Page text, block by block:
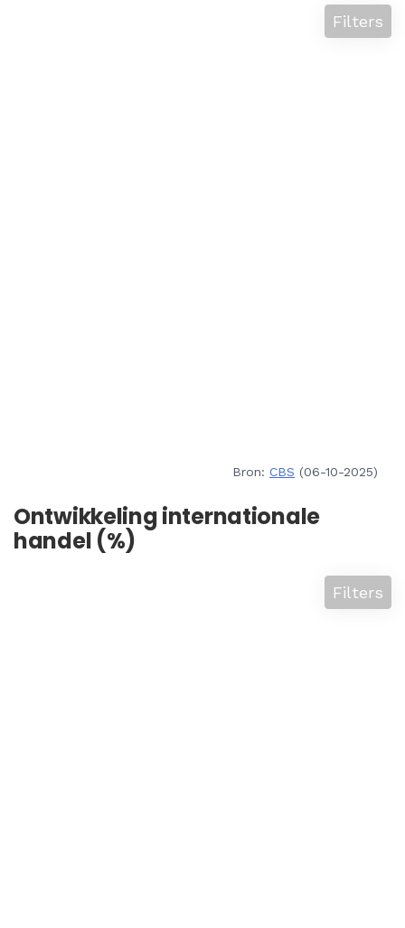
Filters
Bron: CBS (06-10-2025)
Ontwikkeling internationale
handel (%)
Filters